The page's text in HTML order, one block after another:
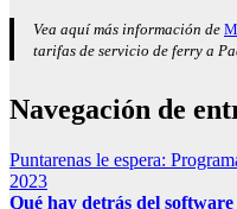
Vea aquí más información de
tarifas de servicio de ferry a
Navegación de
Puntarenas le espera:
2023
Qué hay detrás del